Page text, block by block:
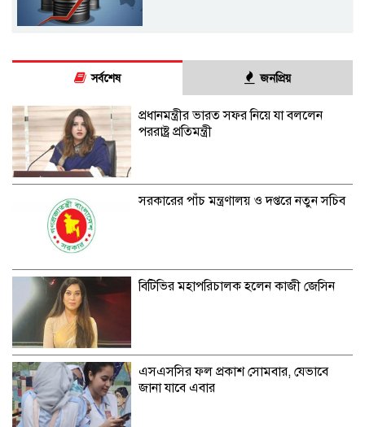
সর্বশেষ জনপ্রিয়
প্রধানমন্ত্রীর ভারত সফর নিয়ে যা বললেন
পররাষ্ট্র প্রতিমন্ত্রী
সরকারের পাঁচ মন্ত্রণালয় ও দপ্তরে নতুন সচিব
বিটিভির মহাপরিচালক হলেন কাজী জেসিন
এসএসসির ফল প্রকাশ সোমবার, যেভাবে
জানা যাবে এবার